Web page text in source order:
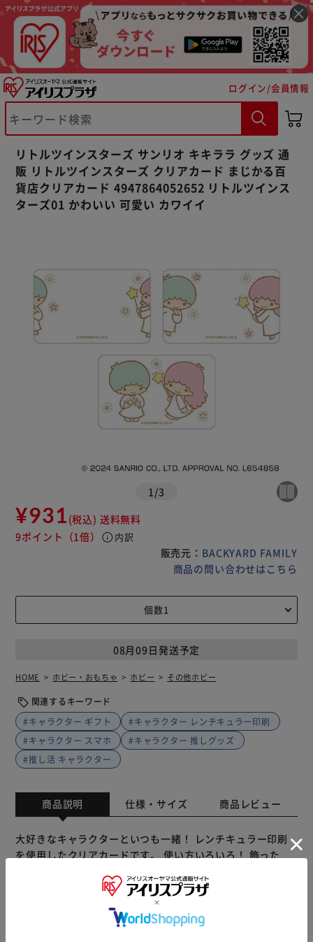
ログイン/会員情報
リトルツインスターズ サンリオ キキララ グッズ 通
販 リトルツインスターズ クリアカード まじかる百
貨店クリアカード 4947864052652 リトルツインス
ターズ01 かわいい 可愛い カワイイ
1 /3
¥931 (税込) 送料無料
9ポイント （1倍） info 内訳
販売元： BACKYARD FAMILY
商品の問い合わせはこちら
08月09日発送予定
HOME ホビー・おもちゃ ホビー その他ホビー
関連するキーワード
#キャラクター ギフト
#キャラクター レンチキュラー印刷
#キャラクター スマホ
#キャラクター 推しグッズ
#推し活 キャラクター
商品説明 仕様・サイズ 商品レビュー
大好きなキャラクターといつも一緒！ レンチキュラー印刷
を使用したクリアカードです。 使い方いろいろ！ 飾った
めます。 レンチキュラーとは？ 見る角度で絵柄が変化する
国内製造の高品質な印刷技術。高精細なイラストで絵柄がス
ムーズに切り替わります。 「まじかる百貨店」は レンチキ
※ご確認ください
カートに入れる 購入手続きへ